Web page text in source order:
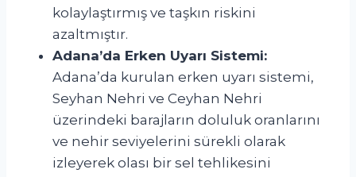
kolaylaştırmış ve taşkın riskini
azaltmıştır.
Adana’da Erken Uyarı Sistemi:
Adana’da kurulan erken uyarı sistemi,
Seyhan Nehri ve Ceyhan Nehri
üzerindeki barajların doluluk oranlarını
ve nehir seviyelerini sürekli olarak
izleyerek olası bir sel tehlikesini